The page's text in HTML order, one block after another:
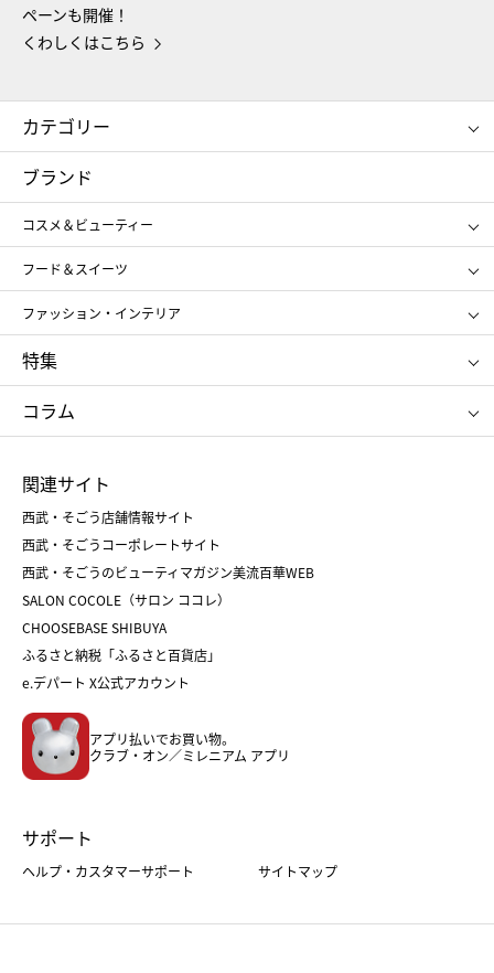
ペーンも開催！
くわしくはこちら
カテゴリー
コスメ＆ビューティー
ギフト
レディース
メンズ
スポーツ・アウトドア
お中元
お歳暮
ブランド
コスメ＆ビューティー
SHISEIDO
ポール&ジョー ボーテ
ジルスチュアート
NARS
RMK
クリニーク
SK-Ⅱ
フード＆スイーツ
アンリ・シャルパンティエ
ゴディバ
新宿高野
たねや
ねんりん家
ファッション・インテリア
ポロ ラルフ ローレン
タケオ キクチ
ママ＆キッズ
シュタイフ
特集
お中元
ひな人形
五月人形
父の日
クリスマスケーキ
ホワイトデー
コラム
菓子折り
和菓子
人気のギフト
バレンタイン
ホワイトデー
おせち
フード
ホーム・キッチン＆アート
関連サイト
西武・そごう店舗情報サイト
西武・そごうコーポレートサイト
西武・そごうのビューティマガジン美流百華WEB
SALON COCOLE（サロン ココレ）
CHOOSEBASE SHIBUYA
ふるさと納税「ふるさと百貨店」
e.デパート X公式アカウント
アプリ払いでお買い物。
クラブ・オン／ミレニアム アプリ
サポート
ヘルプ・カスタマーサポート サイトマップ